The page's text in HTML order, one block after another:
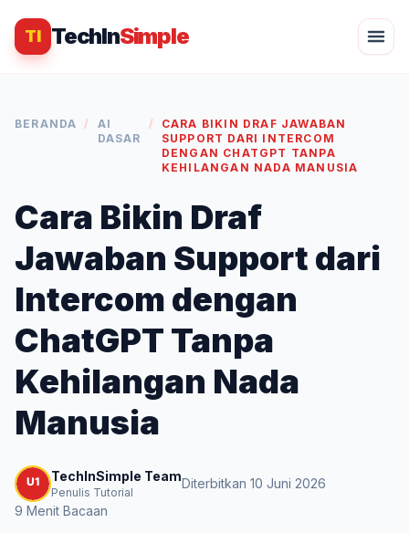
TI TechInSimple
BERANDA /
AI
DASAR
/
CARA BIKIN DRAF JAWABAN
SUPPORT DARI INTERCOM
DENGAN CHATGPT TANPA
KEHILANGAN NADA MANUSIA
Cara Bikin Draf
Jawaban Support dari
Intercom dengan
ChatGPT Tanpa
Kehilangan Nada
Manusia
TechInSimple Team
Penulis Tutorial
Diterbitkan 10 Juni 2026
9 Menit Bacaan